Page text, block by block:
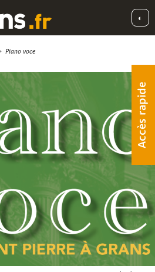
◐
Accès rapide
Piano voce